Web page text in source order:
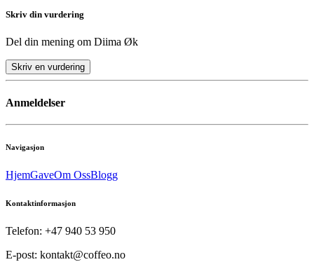
Skriv din vurdering
Del din mening om Diima Øk
Skriv en vurdering
Anmeldelser
Navigasjon
HjemGaveOm OssBlogg
Kontaktinformasjon
Telefon: +47 940 53 950
E-post: kontakt@coffeo.no